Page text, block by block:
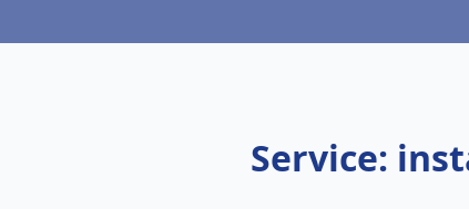
Service: